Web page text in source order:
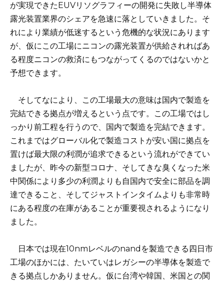
が実現できたEUVリソグラフィーの開発に失敗し半導体
露光装置業界のシェアを急速に落としていきました。そ
れにより業績が低迷するという危機的な状況にあります
が、仮にこの工場にニコンの露光装置が供給されればあ
る程度ニコンの救済にもつながってくるのではないかと
予想できます。
そしてなにより、この工場最大の意味は国内で製造を
完結できる拠点が増えるという点です。この工場ではし
っかり前工程を行うので、国内で製造を完結できます。
これまではグローバル化で製造コストが安い国に拠点を
置けば最大限の利潤が追求できるという流れができてい
ましたが、昨今の新型コロナ、そしてきな臭くなった米
中関係により多少の利潤よりも自国内で安全に部品を調
達できること、そしてジャストインタイムよりも非常時
にある程度の在庫があることが重要視されるようになり
ました。
日本では現在10nmレベルのnandを製造できる四日市
工場のほかには、たいていはレガシーの半導体を製造で
きる拠点しかありません。仮に台湾や韓国、米国との関